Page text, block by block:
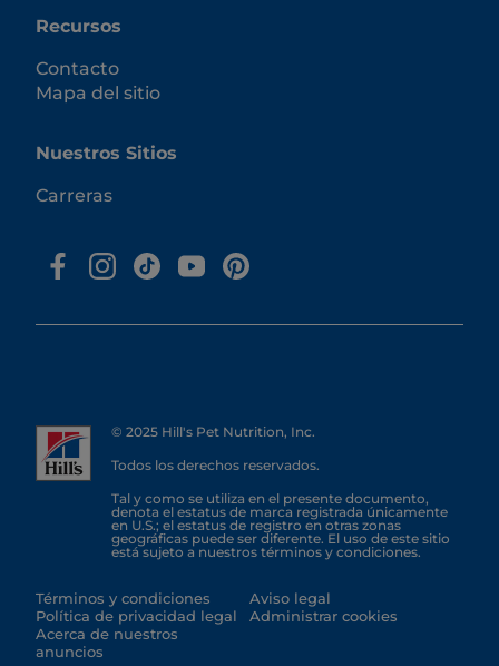
Recursos
Contacto
Mapa del sitio
Nuestros Sitios
Carreras
© 2025 Hill's Pet Nutrition, Inc.
Todos los derechos reservados.
Tal y como se utiliza en el presente documento,
denota el estatus de marca registrada únicamente
en U.S.; el estatus de registro en otras zonas
geográficas puede ser diferente. El uso de este sitio
está sujeto a nuestros términos y condiciones.
Términos y condiciones
Política de privacidad legal
Acerca de nuestros
anuncios
Aviso legal
Administrar cookies